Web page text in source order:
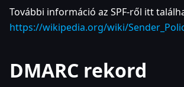
További információ az SPF-ről itt
https://wikipedia.org/wiki/
DMARC rekord